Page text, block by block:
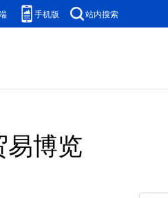
手机版 站内搜索
易博览